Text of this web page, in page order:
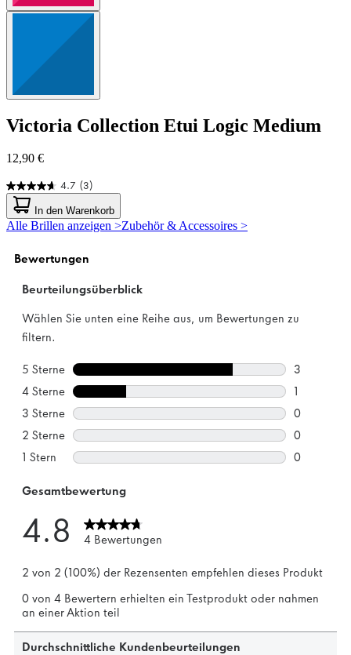
Victoria Collection Etui Logic Medium
12,90 €
4.7 (3)
4.7
von
5
Sternen.
Bewertungen
In den Warenkorb
Alle Brillen anzeigen >Zubehör & Accessoires >